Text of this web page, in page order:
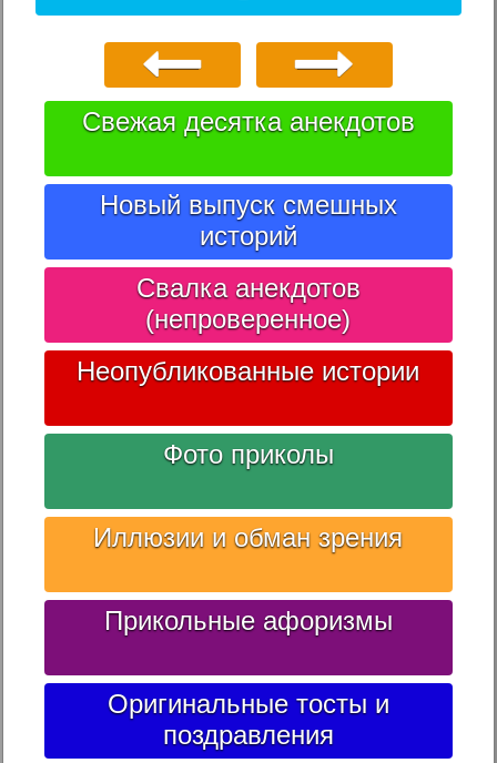
Свежая десятка анекдотов
Новый выпуск смешных
историй
Свалка анекдотов
(непроверенное)
Неопубликованные истории
Фото приколы
Иллюзии и обман зрения
Прикольные афоризмы
Оригинальные тосты и
поздравления